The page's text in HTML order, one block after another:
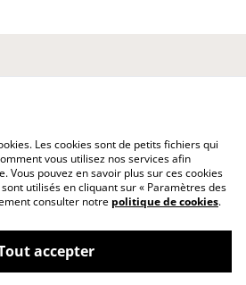
Expédition et
Livraison
Les cookies sont de petits fichiers qui
vous utilisez nos services afin
Vous pouvez en savoir plus sur ces cookies
utilisés en cliquant sur « Paramètres des
consulter notre politique de cookies.
accepter